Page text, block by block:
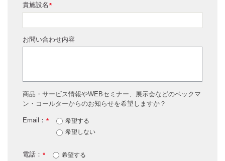
*
貴施設名
お問い合わせ内容
商品・サービス情報やWEBセミナー、展示会などのベックマ
ン・コールターからのお知らせを希望しますか？
*
Email：
希望する
希望しない
*
電話：
希望する